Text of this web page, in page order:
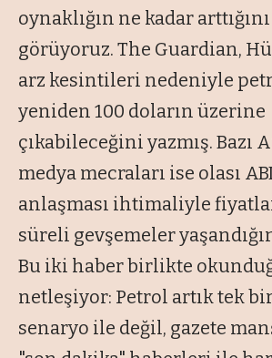
oynaklığın ne kadar
görüyoruz. The Guardian,
arz kesintileri nedeniyle
yeniden 100 doların üzerine
çıkabileceğini yazmış. Bazı
medya mecraları ise olası
anlaşması ihtimaliyle
süreli gevşemeler
Bu iki haber birlikte
netleşiyor: Petrol artık tek
senaryo ile değil, gazete